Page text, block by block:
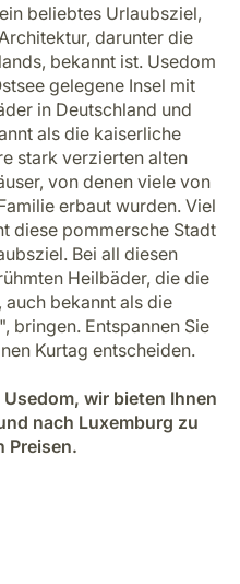
beliebtes Urlaubsziel,
darunter die
bekannt ist. Usedom
gelegene Insel mit
in Deutschland und
als die kaiserliche
stark verzierten alten
von denen viele von
erbaut wurden. Viel
diese pommersche Stadt
Bei all diesen
Heilbäder, die die
auch bekannt als die
bringen. Entspannen Sie
Kurtag entscheiden.
wir bieten Ihnen
nach Luxemburg zu
Preisen.